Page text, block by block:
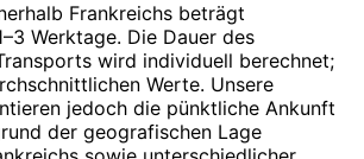
Frankreichs beträgt
Werktage. Die Dauer des
wird individuell berechnet;
Werte. Unsere
jedoch die pünktliche Ankunft
der geografischen Lage